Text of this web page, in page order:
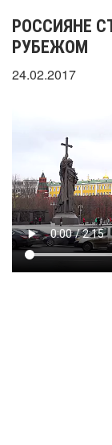
РОССИЯНЕ
РУБЕЖОМ
24.02.2017